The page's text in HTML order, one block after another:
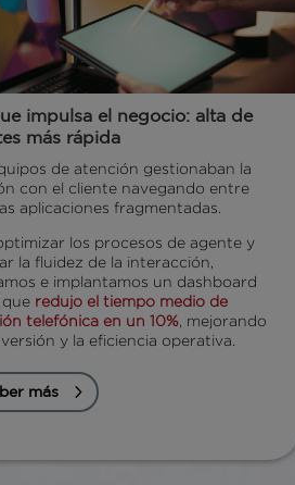
impulsa el negocio: alta de
más rápida
de atención gestionaban la
con el cliente navegando entre
aplicaciones fragmentadas.
los procesos de agente y
la fluidez de la interacción,
e implantamos un dashboard
redujo el tiempo medio de
telefónica en un 10%, mejorando
y la eficiencia operativa.
más